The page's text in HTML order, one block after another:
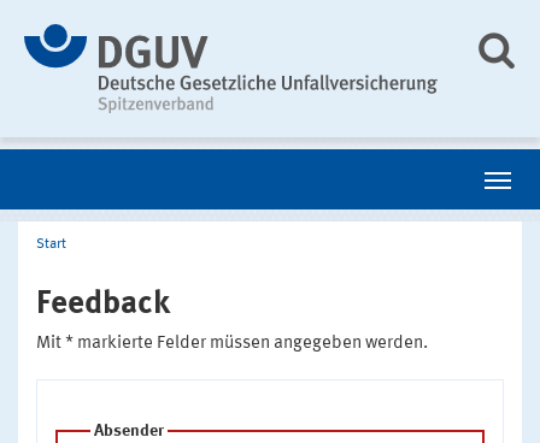
Start
Feedback
Mit * markierte Felder müssen angegeben werden.
Absender